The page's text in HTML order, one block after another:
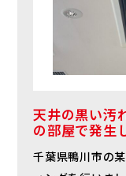
天井の黒い汚
の部屋で発生
千葉県鴨川市の